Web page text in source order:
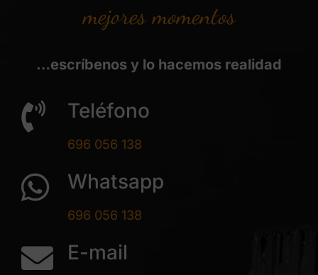
mejores momentos
…escríbenos y lo hacemos realidad
Teléfono
696 056 138
Whatsapp
696 056 138
E-mail